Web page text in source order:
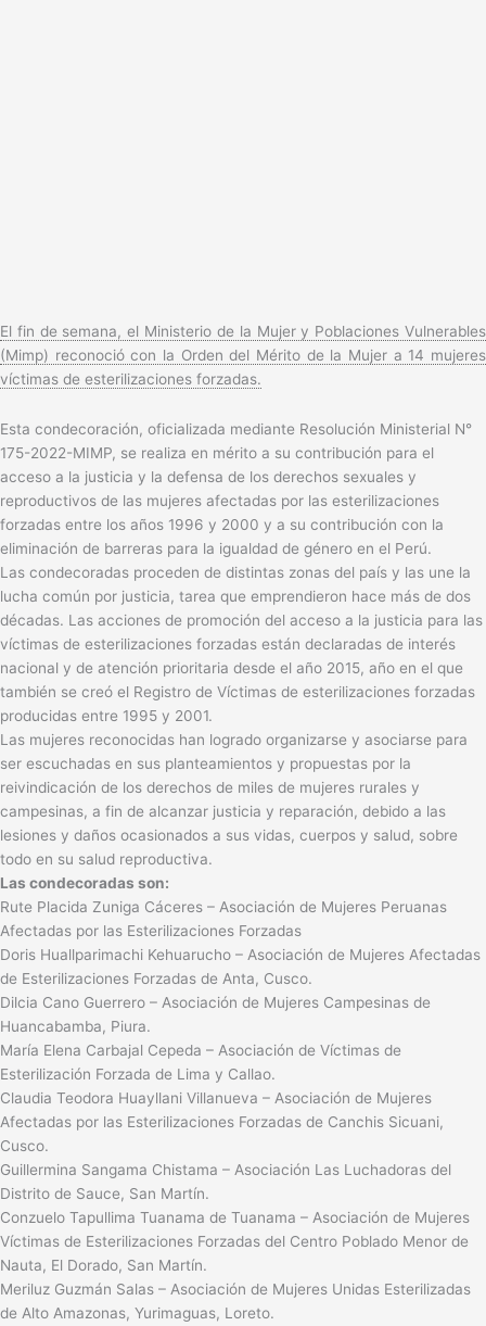
El fin de semana, el Ministerio de la Mujer y Poblaciones Vulnerables
(Mimp) reconoció con la Orden del Mérito de la Mujer a 14 mujeres
víctimas de esterilizaciones forzadas.
Esta condecoración, oficializada mediante Resolución Ministerial N°
175-2022-MIMP, se realiza en mérito a su contribución para el
acceso a la justicia y la defensa de los derechos sexuales y
reproductivos de las mujeres afectadas por las esterilizaciones
forzadas entre los años 1996 y 2000 y a su contribución con la
eliminación de barreras para la igualdad de género en el Perú.
Las condecoradas proceden de distintas zonas del país y las une la
lucha común por justicia, tarea que emprendieron hace más de dos
décadas. Las acciones de promoción del acceso a la justicia para las
víctimas de esterilizaciones forzadas están declaradas de interés
nacional y de atención prioritaria desde el año 2015, año en el que
también se creó el Registro de Víctimas de esterilizaciones forzadas
producidas entre 1995 y 2001.
Las mujeres reconocidas han logrado organizarse y asociarse para
ser escuchadas en sus planteamientos y propuestas por la
reivindicación de los derechos de miles de mujeres rurales y
campesinas, a fin de alcanzar justicia y reparación, debido a las
lesiones y daños ocasionados a sus vidas, cuerpos y salud, sobre
todo en su salud reproductiva.
Las condecoradas son:
Rute Placida Zuniga Cáceres – Asociación de Mujeres Peruanas
Afectadas por las Esterilizaciones Forzadas
Doris Huallparimachi Kehuarucho – Asociación de Mujeres Afectadas
de Esterilizaciones Forzadas de Anta, Cusco.
Dilcia Cano Guerrero – Asociación de Mujeres Campesinas de
Huancabamba, Piura.
María Elena Carbajal Cepeda – Asociación de Víctimas de
Esterilización Forzada de Lima y Callao.
Claudia Teodora Huayllani Villanueva – Asociación de Mujeres
Afectadas por las Esterilizaciones Forzadas de Canchis Sicuani,
Cusco.
Guillermina Sangama Chistama – Asociación Las Luchadoras del
Distrito de Sauce, San Martín.
Conzuelo Tapullima Tuanama de Tuanama – Asociación de Mujeres
Víctimas de Esterilizaciones Forzadas del Centro Poblado Menor de
Nauta, El Dorado, San Martín.
Meriluz Guzmán Salas – Asociación de Mujeres Unidas Esterilizadas
de Alto Amazonas, Yurimaguas, Loreto.